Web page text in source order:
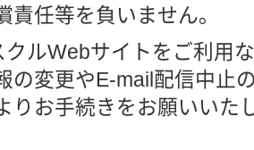
責任等を負いません。
クルWebサイトをご利用
の変更やE-mail配信中止
りお手続きをお願いいた